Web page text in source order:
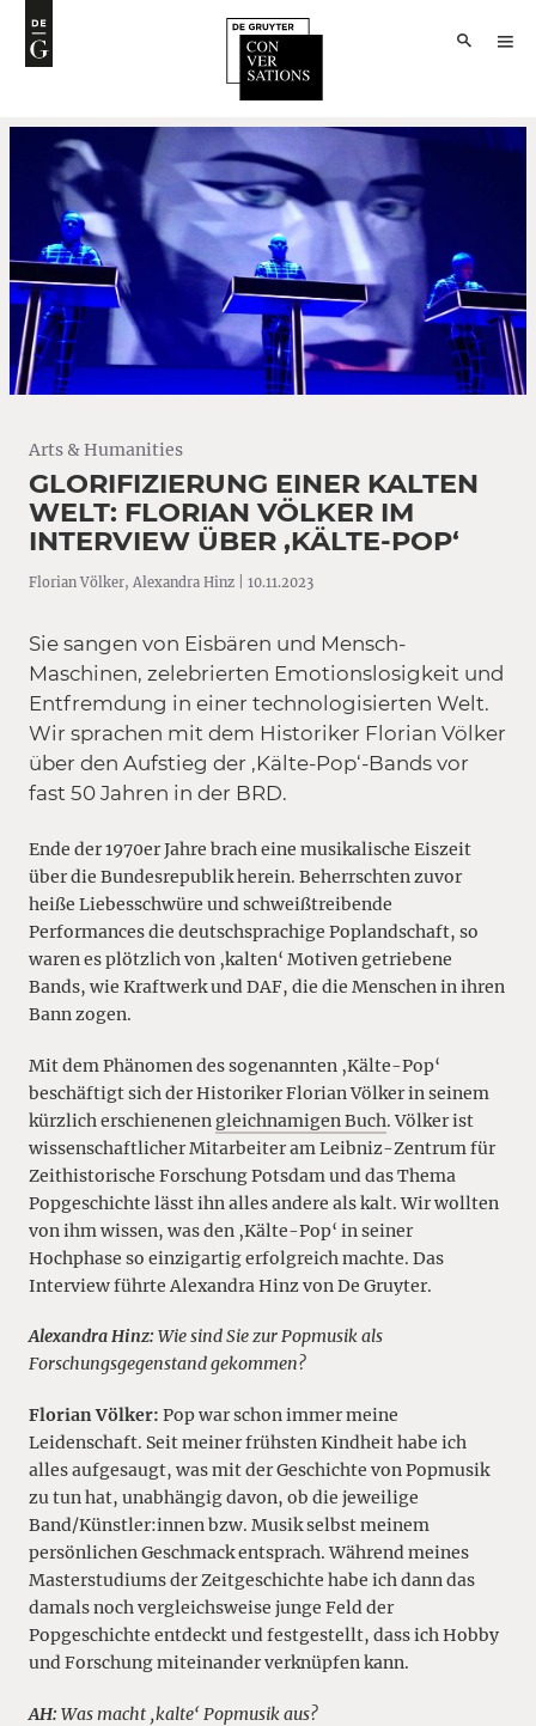
Arts & Humanities
GLORIFIZIERUNG EINER KALTEN
WELT: FLORIAN VÖLKER IM
INTERVIEW ÜBER ‚KÄLTE-POP‘
Florian Völker, Alexandra Hinz | 10.11.2023
Sie sangen von Eisbären und Mensch-
Maschinen, zelebrierten Emotionslosigkeit und
Entfremdung in einer technologisierten Welt.
Wir sprachen mit dem Historiker Florian Völker
über den Aufstieg der ‚Kälte-Pop‘-Bands vor
fast 50 Jahren in der BRD.
Ende der 1970er Jahre brach eine musikalische Eiszeit
über die Bundesrepublik herein. Beherrschten zuvor
heiße Liebesschwüre und schweißtreibende
Performances die deutschsprachige Poplandschaft, so
waren es plötzlich von ‚kalten‘ Motiven getriebene
Bands, wie Kraftwerk und DAF, die die Menschen in ihren
Bann zogen.
Mit dem Phänomen des sogenannten ‚Kälte-Pop‘
beschäftigt sich der Historiker Florian Völker in seinem
kürzlich erschienenen gleichnamigen Buch. Völker ist
wissenschaftlicher Mitarbeiter am Leibniz-Zentrum für
Zeithistorische Forschung Potsdam und das Thema
Popgeschichte lässt ihn alles andere als kalt. Wir wollten
von ihm wissen, was den ‚Kälte-Pop‘ in seiner
Hochphase so einzigartig erfolgreich machte. Das
Interview führte Alexandra Hinz von De Gruyter.
Alexandra Hinz: Wie sind Sie zur Popmusik als
Forschungsgegenstand gekommen?
Florian Völker: Pop war schon immer meine
Leidenschaft. Seit meiner frühsten Kindheit habe ich
alles aufgesaugt, was mit der Geschichte von Popmusik
zu tun hat, unabhängig davon, ob die jeweilige
Band/Künstler:innen bzw. Musik selbst meinem
persönlichen Geschmack entsprach. Während meines
Masterstudiums der Zeitgeschichte habe ich dann das
damals noch vergleichsweise junge Feld der
Popgeschichte entdeckt und festgestellt, dass ich Hobby
und Forschung miteinander verknüpfen kann.
AH: Was macht ‚kalte‘ Popmusik aus?